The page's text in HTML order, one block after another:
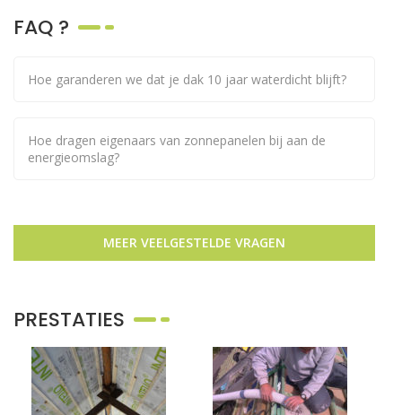
FAQ ?
Hoe garanderen we dat je dak 10 jaar waterdicht blijft?
Hoe dragen eigenaars van zonnepanelen bij aan de
energieomslag?
MEER VEELGESTELDE VRAGEN
PRESTATIES